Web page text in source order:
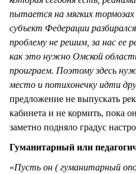
пытается на мягких
субъект Федерации
проблему не решим, за нас ее
как это нужно Омской
проиграем. Поэтому здесь
место и потихонечку идти
предложение не выпускать
кабинета и не кормить, пока
заметно подняло градус
Гуманитарный или
«Пусть он ( гуманитарный